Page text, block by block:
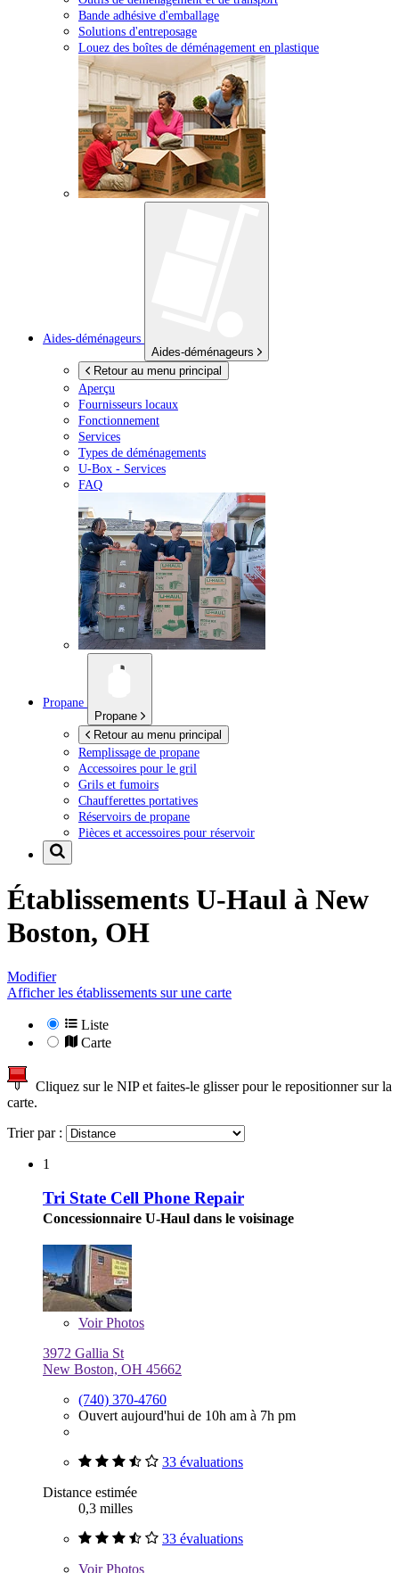
Bande adhésive d'emballage
Solutions d'entreposage
Louez des boîtes de déménagement en plastique
Aides-déménageurs
Aides-déménageurs
Retour au menu principal
Aperçu
Fournisseurs locaux
Fonctionnement
Services
Types de déménagements
U-Box - Services
FAQ
Propane
Propane
Retour au menu principal
Remplissage de propane
Accessoires pour le gril
Grils et fumoirs
Chaufferettes portatives
Réservoirs de propane
Pièces et accessoires pour réservoir
Établissements U-Haul à New
Boston, OH
Modifier
Afficher les établissements sur une carte
Liste
Carte
Cliquez sur le NIP et faites-le glisser pour le repositionner sur la
carte.
Trier par :
1
Tri State Cell Phone Repair
Concessionnaire U-Haul dans le voisinage
VoirPhotos
3972 Gallia St
New Boston, OH 45662
(740) 370-4760
Ouvert aujourd'hui de 10h am à 7h pm
33 évaluations
Distance estimée
0,3 milles
33 évaluations
VoirPhotos